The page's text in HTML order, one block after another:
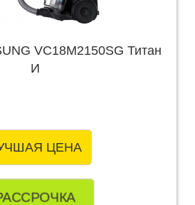
VC18M2150SG Титан
И
ЦЕНА